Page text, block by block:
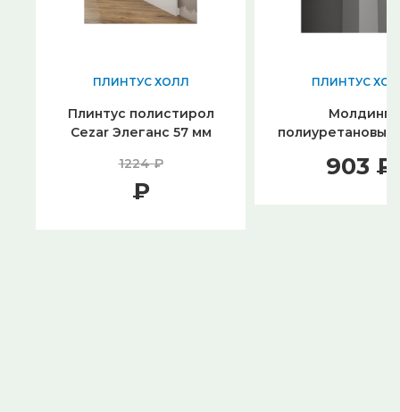
ПЛИНТУС ХОЛЛ
Плинтус полистирол
Cezar Элеганс 57 мм
1224 ₽
₽
ПЛИНТУС
Молдинг
полиуретановый
903 ₽